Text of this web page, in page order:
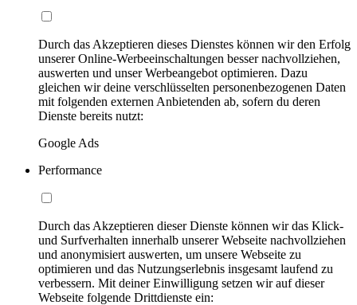
Durch das Akzeptieren dieses Dienstes können wir den Erfolg
unserer Online-Werbeeinschaltungen besser nachvollziehen,
auswerten und unser Werbeangebot optimieren. Dazu
gleichen wir deine verschlüsselten personenbezogenen Daten
mit folgenden externen Anbietenden ab, sofern du deren
Dienste bereits nutzt:
Google Ads
Performance
Durch das Akzeptieren dieser Dienste können wir das Klick-
und Surfverhalten innerhalb unserer Webseite nachvollziehen
und anonymisiert auswerten, um unsere Webseite zu
optimieren und das Nutzungserlebnis insgesamt laufend zu
verbessern. Mit deiner Einwilligung setzen wir auf dieser
Webseite folgende Drittdienste ein: